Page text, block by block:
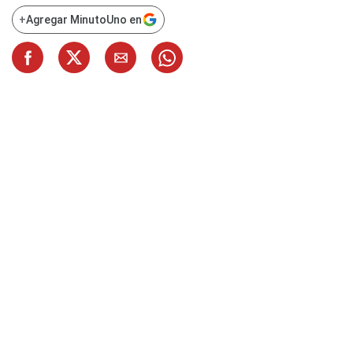
+Agregar MinutoUno en